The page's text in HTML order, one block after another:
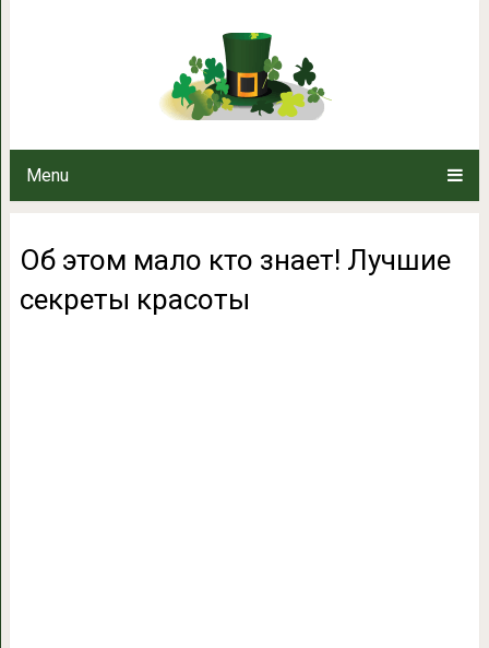
Menu
Об этом мало кто знает!
Об этом мало кто знает! Лучшие
секреты красоты